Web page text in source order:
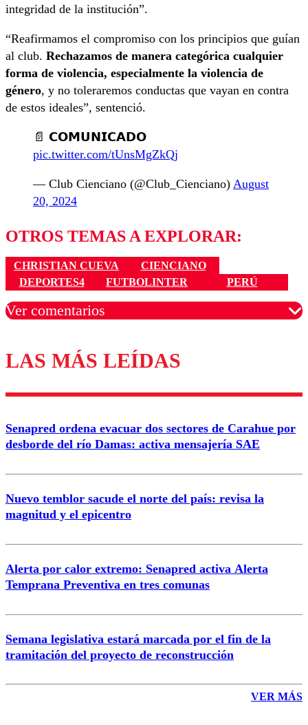
integridad de la institución”.
“Reafirmamos el compromiso con los principios que guían
al club. Rechazamos de manera categórica cualquier
forma de violencia, especialmente la violencia de
género, y no toleraremos conductas que vayan en contra
de estos ideales”, sentenció.
📄 𝗖𝗢𝗠𝗨𝗡𝗜𝗖𝗔𝗗𝗢
pic.twitter.com/tUnsMgZkQj
— Club Cienciano (@Club_Cienciano) August
20, 2024
OTROS TEMAS A EXPLORAR:
CHRISTIAN CUEVA
CIENCIANO
DEPORTES4
FUTBOLINTER PERÚ
Ver comentarios
Los comentarios son moderados para garantizar un
diálogo respetuoso.
Correo
LAS MÁS LEÍDAS
Senapred ordena evacuar dos sectores de Carahue por
desborde del río Damas: activa mensajería SAE
Nuevo temblor sacude el norte del país: revisa la
magnitud y el epicentro
Alerta por calor extremo: Senapred activa Alerta
Temprana Preventiva en tres comunas
Semana legislativa estará marcada por el fin de la
tramitación del proyecto de reconstrucción
VER MÁS